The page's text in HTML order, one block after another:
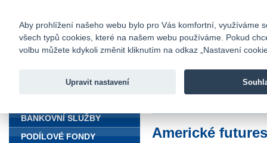
Fio banka
Fio banka
Americké
BANKOVNÍ SLUŽBY
PODÍLOVÉ FONDY
Aby prohlížení našeho webu bylo pro Vás komfortní, využíváme
všech typů cookies, které na našem webu používáme. Pokud
volbu můžete kdykoli změnit kliknutím na odkaz „Nastavení
Upravit nastavení